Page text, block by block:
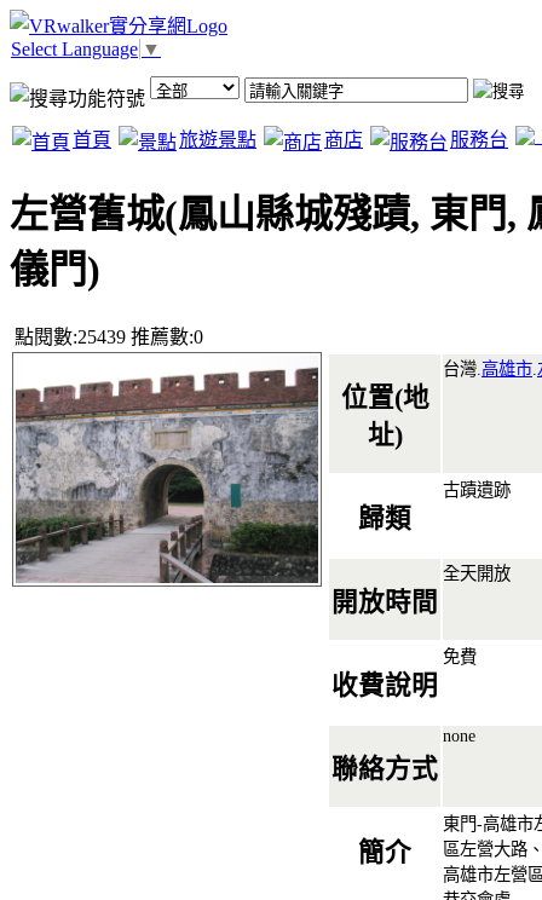
Select Language ▼
首頁 旅遊景點 商店 服務台
左營舊城(鳳山縣城殘蹟, 東門,
儀門)
點閱數:25439 推薦數:0
位置(地
址)
台灣. 高雄市
歸類
古蹟遺跡
開放時間
全天開放
收費說明
免費
聯絡方式
none
簡介
東門-高雄市
區左營大路
高雄市左營